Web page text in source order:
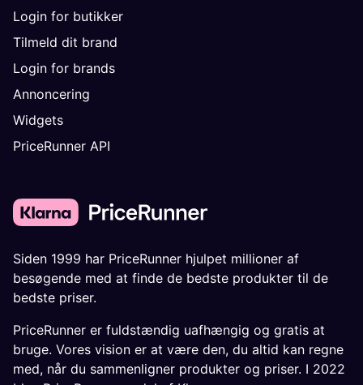
Login for butikker
Tilmeld dit brand
Login for brands
Annoncering
Widgets
PriceRunner API
Siden 1999 har PriceRunner hjulpet millioner af
besøgende med at finde de bedste produkter til de
bedste priser.
PriceRunner er fuldstændig uafhængig og gratis at
bruge. Vores vision er at være den, du altid kan regne
med, når du sammenligner produkter og priser. I 2022